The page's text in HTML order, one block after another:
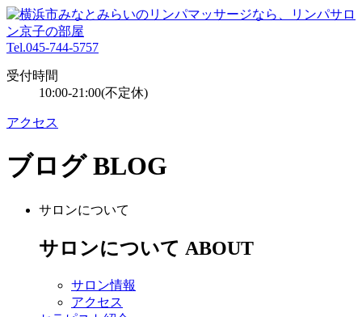
Tel.045-744-5757
受付時間
10:00-21:00(不定休)
アクセス
ブログ BLOG
サロンについて
サロンについて ABOUT
サロン情報
アクセス